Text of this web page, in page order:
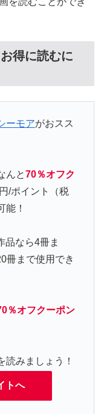
得に読むに
ーモアがおスス
んと70％オフク
/ポイント（税
能！
品なら4冊ま
冊まで使用でき
％オフクーポン
読みましょう！
トへ